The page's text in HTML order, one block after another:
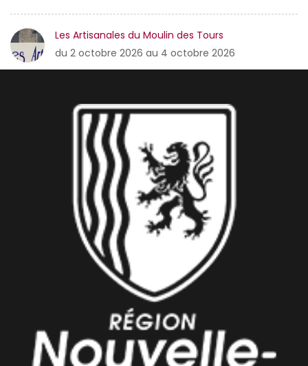
Les Artisanales du Moulin des Tours
du 2 octobre 2026 au 4 octobre 2026